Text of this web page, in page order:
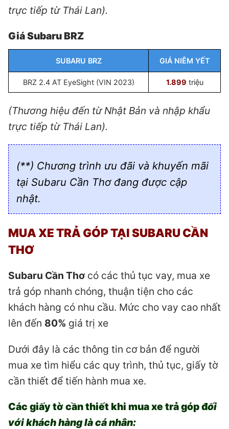
trực tiếp từ Thái Lan).
Giá Subaru BRZ
SUBARU BRZ GIÁ NIÊM YẾT
BRZ 2.4 AT EyeSight (VIN 2023) 1.899 triệu
(Thương hiệu đến từ Nhật Bản và nhập khẩu
trực tiếp từ Thái Lan).
(**) Chương trình ưu đãi và khuyến mãi
tại Subaru Cần Thơ đang được cập
nhật.
MUA XE TRẢ GÓP TẠI SUBARU CẦN
THƠ
Subaru Cần Thơ có các thủ tục vay, mua xe
trả góp nhanh chóng, thuận tiện cho các
khách hàng có nhu cầu. Mức cho vay cao nhất
lên đến 80% giá trị xe
Dưới đây là các thông tin cơ bản để người
mua xe tìm hiểu các quy trình, thủ tục, giấy tờ
cần thiết để tiến hành mua xe.
Các giấy tờ cần thiết khi mua xe trả góp đối
với khách hàng là cá nhân: